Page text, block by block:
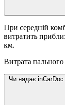
При середній
витратить
км.
Витрата пального
Чи надає inCarDoc